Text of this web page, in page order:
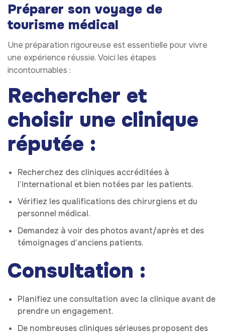
Préparer son voyage de
tourisme médical
Une préparation rigoureuse est essentielle pour vivre
une expérience réussie. Voici les étapes
incontournables :
Rechercher et
choisir une clinique
réputée :
Recherchez des cliniques accréditées à
l’international et bien notées par les patients.
Vérifiez les qualifications des chirurgiens et du
personnel médical.
Demandez à voir des photos avant/après et des
témoignages d’anciens patients.
Consultation :
Planifiez une consultation avec la clinique avant de
prendre un engagement.
De nombreuses cliniques sérieuses proposent des